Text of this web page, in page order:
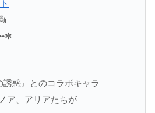
惑』とのコラボキャラ
ア、アリアたちが